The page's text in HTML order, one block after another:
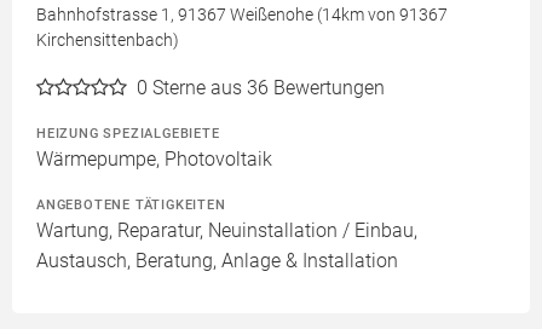
Bahnhofstrasse 1, 91367 Weißenohe (14km von 91367
Kirchensittenbach)
0 Sterne aus 36 Bewertungen
HEIZUNG SPEZIALGEBIETE
Wärmepumpe, Photovoltaik
ANGEBOTENE TÄTIGKEITEN
Wartung, Reparatur, Neuinstallation / Einbau,
Austausch, Beratung, Anlage & Installation